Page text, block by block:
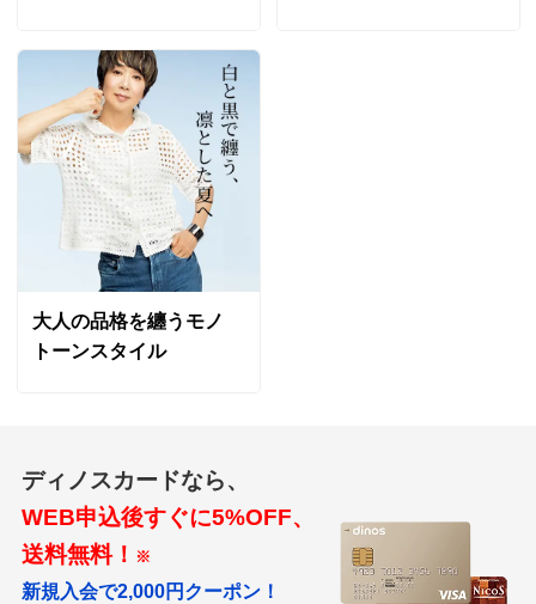
大人の品格を纏うモノ
トーンスタイル
ディノスカードなら、
WEB申込後すぐに5%OFF、
送料無料！ ※
新規入会で2,000円クーポン！